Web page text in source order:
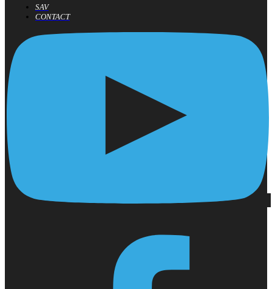
SAV
CONTACT